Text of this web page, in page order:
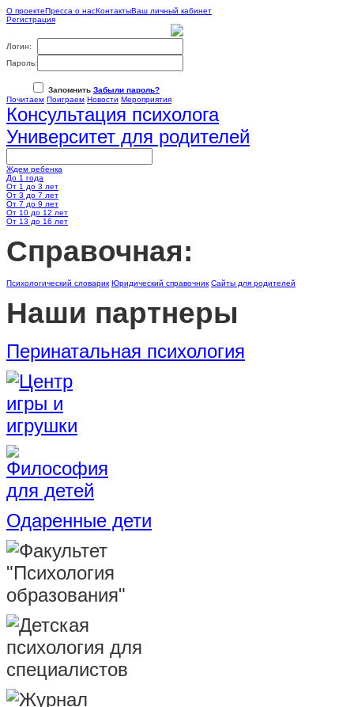
О проектеПресса о насКонтактыВаш личный кабинет
Регистрация
Логин:
Пароль:
Запомнить Забыли пароль?
Почитаем Поиграем Новости Мероприятия
Консультация психолога
Университет для родителей
Ждем ребенка
До 1 года
От 1 до 3 лет
От 3 до 7 лет
От 7 до 9 лет
От 10 до 12 лет
От 13 до 16 лет
Cправочная:
Психологический словарик Юридический справочник Сайты для родителей
Наши партнеры
Перинатальная психология
Одаренные дети